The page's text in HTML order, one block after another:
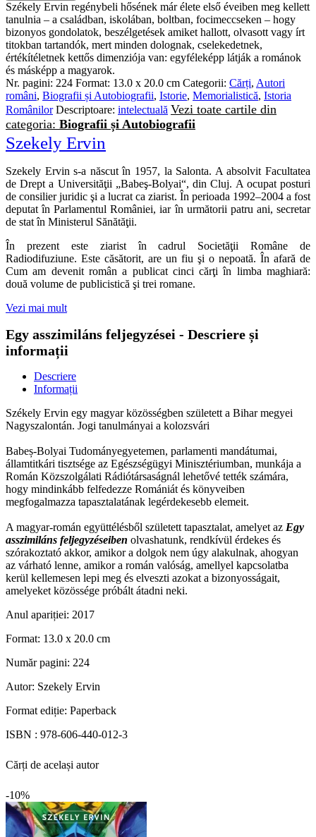
Székely Ervin regénybeli hősének már élete első éveiben meg kellett
tanulnia – a családban, iskolában, boltban, focimeccseken – hogy
bizonyos gondolatok, beszélgetések amiket hallott, olvasott vagy írt
titokban tartandók, mert minden dolognak, cselekedetnek,
értékítéletnek kettős dimenziója van: egyféleképp látják a románok
és másképp a magyarok.
Nr. pagini: 224 Format: 13.0 x 20.0 cm Categorii: Cărți, Autori
români, Biografii și Autobiografii, Istorie, Memorialistică, Istoria
Românilor Descriptoare: intelectuală Vezi toate cartile din
categoria: Biografii și Autobiografii
Szekely Ervin
Szekely Ervin s-a născut în 1957, la Salonta. A absolvit Facultatea
de Drept a Universităţii „Babeş-Bolyai“, din Cluj. A ocupat posturi
de consilier juridic şi a lucrat ca ziarist. În perioada 1992–2004 a fost
deputat în Parlamentul României, iar în următorii patru ani, secretar
de stat în Ministerul Sănătăţii.
În prezent este ziarist în cadrul Societăţii Române de
Radiodifuziune. Este căsătorit, are un fiu şi o nepoată. În afară de
Cum am devenit român a publicat cinci cărţi în limba maghiară:
două volume de publicistică şi trei romane.
Vezi mai mult
Egy asszimiláns feljegyzései - Descriere și
informații
Descriere
Informații
Székely Ervin egy magyar közösségben született a Bihar megyei
Nagyszalontán. Jogi tanulmányai a kolozsvári
Babeș-Bolyai Tudományegyetemen, parlamenti mandátumai,
államtitkári tisztsége az Egészségügyi Minisztériumban, munkája a
Román Közszolgálati Rádiótársaságnál lehetővé tették számára,
hogy mindinkább felfedezze Romániát és könyveiben
megfogalmazza tapasztalatának legérdekesebb elemeit.
A magyar-román együttélésből született tapasztalat, amelyet az Egy
asszimiláns feljegyzéseiben olvashatunk, rendkívül érdekes és
szórakoztató akkor, amikor a dolgok nem úgy alakulnak, ahogyan
az várható lenne, amikor a román valóság, amellyel kapcsolatba
kerül kellemesen lepi meg és elveszti azokat a bizonyosságait,
amelyeket közössége próbált átadni neki.
Anul apariției: 2017
Format: 13.0 x 20.0 cm
Număr pagini: 224
Autor: Szekely Ervin
Format ediție: Paperback
ISBN : 978-606-440-012-3
Cărți de același autor
-10%